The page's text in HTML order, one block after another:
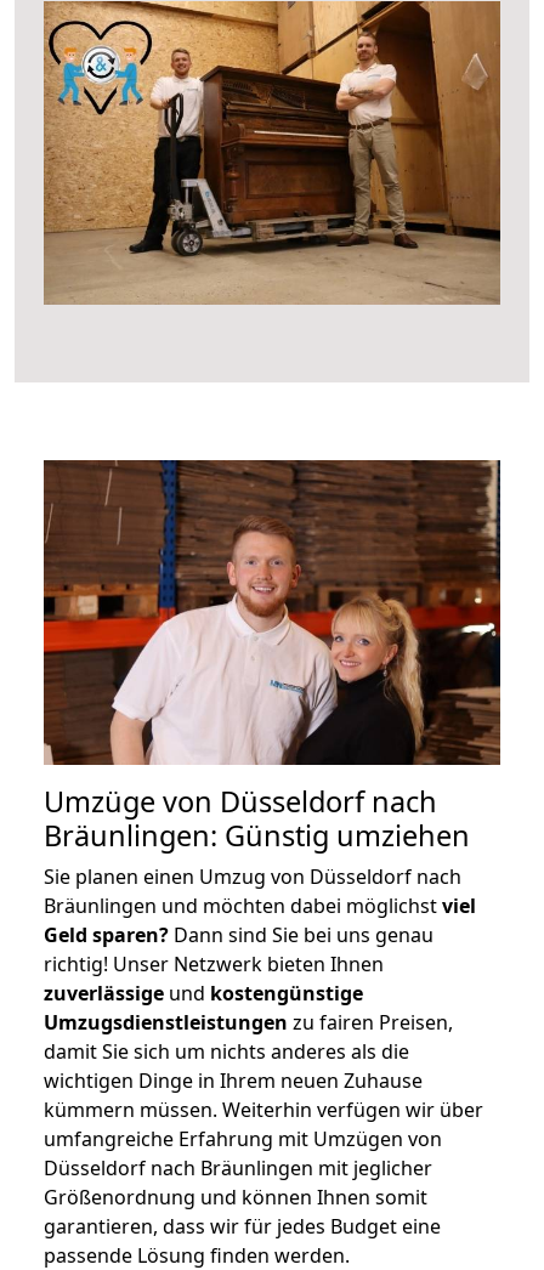
Umzüge von Düsseldorf nach
Bräunlingen: Günstig umziehen
Sie planen einen Umzug von Düsseldorf nach
Bräunlingen und möchten dabei möglichstviel
Geld sparen? Dann sind Sie bei uns genau
richtig! Unser Netzwerk bieten Ihnen
zuverlässige und kostengünstige
Umzugsdienstleistungen zu fairen Preisen,
damit Sie sich um nichts anderes als die
wichtigen Dinge in Ihrem neuen Zuhause
kümmern müssen. Weiterhin verfügen wir über
umfangreiche Erfahrung mit Umzügen von
Düsseldorf nach Bräunlingen mit jeglicher
Größenordnung und können Ihnen somit
garantieren, dass wir für jedes Budget eine
passende Lösung finden werden.